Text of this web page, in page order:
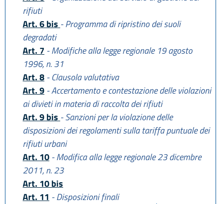
rifiuti
Art. 6 bis - Programma di ripristino dei suoli
degradati
Art. 7 - Modifiche alla legge regionale 19 agosto
1996, n. 31
Art. 8 - Clausola valutativa
Art. 9 - Accertamento e contestazione delle violazioni
ai divieti in materia di raccolta dei rifiuti
Art. 9 bis - Sanzioni per la violazione delle
disposizioni dei regolamenti sulla tariffa puntuale dei
rifiuti urbani
Art. 10 - Modifica alla legge regionale 23 dicembre
2011, n. 23
Art. 10 bis
Art. 11 - Disposizioni finali